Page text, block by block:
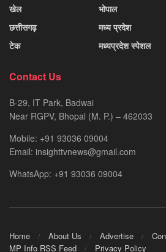
खेल
छत्तीसगढ़
टेक
भोपाल
मध्य प्रदेश
मध्यप्रदेश स्पेशल
Contact Us
B-29, IT Park, Badwai
Near RGPV, Bhopal (M. P.) – 462033
Mobile: +91 93036 09004
Email: insighttvnews@gmail.com
WhatsApp: +91 93036 09004
Home About Us Advertise
MP Info RSS Feed
Privacy Policy